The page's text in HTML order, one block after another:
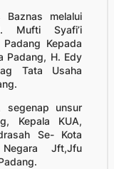
Baznas melalui
Mufti Syafi’i
Kepada
Padang, H. Edy
Tata Usaha
segenap unsur
Kepala KUA,
Se- Kota
Jft,Jfu